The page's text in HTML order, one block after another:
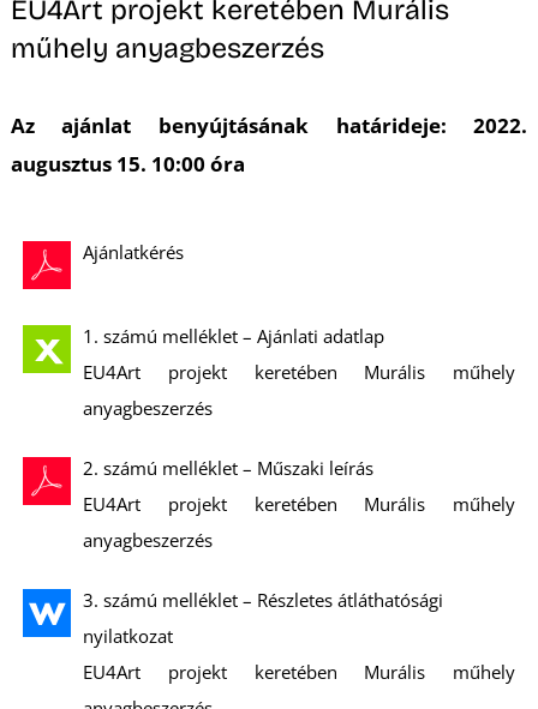
EU4Art projekt keretében Murális
műhely anyagbeszerzés
Az ajánlat benyújtásának határideje: 2022.
augusztus 15. 10:00 óra
Ajánlatkérés
1. számú melléklet – Ajánlati adatlap
EU4Art projekt keretében Murális műhely
anyagbeszerzés
2. számú melléklet – Műszaki leírás
EU4Art projekt keretében Murális műhely
anyagbeszerzés
3. számú melléklet – Részletes átláthatósági
nyilatkozat
EU4Art projekt keretében Murális műhely